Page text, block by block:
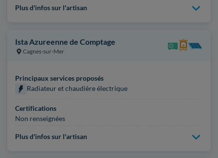
Plus d'infos sur l'artisan
Ista Azureenne de Comptage
Cagnes-sur-Mer
Principaux services proposés
Radiateur et chaudière électrique
Certifications
Non renseignées
Plus d'infos sur l'artisan